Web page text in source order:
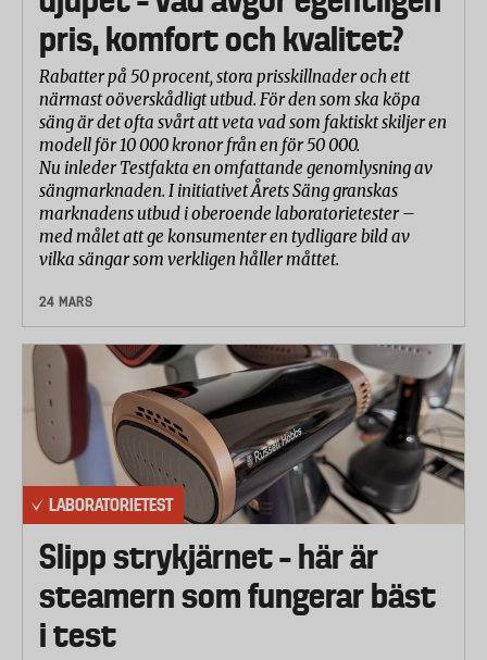
pris, komfort och kvalitet?
Rabatter på 50 procent, stora prisskillnader och ett
närmast oöverskådligt utbud. För den som ska köpa
säng är det ofta svårt att veta vad som faktiskt skiljer en
modell för 10 000 kronor från en för 50 000.
Nu inleder Testfakta en omfattande genomlysning av
sängmarknaden. I initiativet Årets Säng granskas
marknadens utbud i oberoende laboratorietester –
med målet att ge konsumenter en tydligare bild av
vilka sängar som verkligen håller måttet.
24 MARS
LABORATORIETEST
Slipp strykjärnet – här är
steamern som fungerar bäst
i test